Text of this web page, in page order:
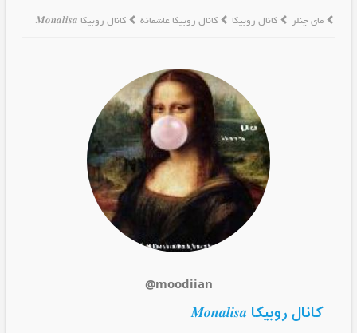
مای چنلز کانال روبیکا کانال روبیکا عاشقانه کانال روبیکا 𝑴𝒐𝒏𝒂𝒍𝒊𝒔𝒂
@moodiian
کانال روبیکا 𝑴𝒐𝒏𝒂𝒍𝒊𝒔𝒂